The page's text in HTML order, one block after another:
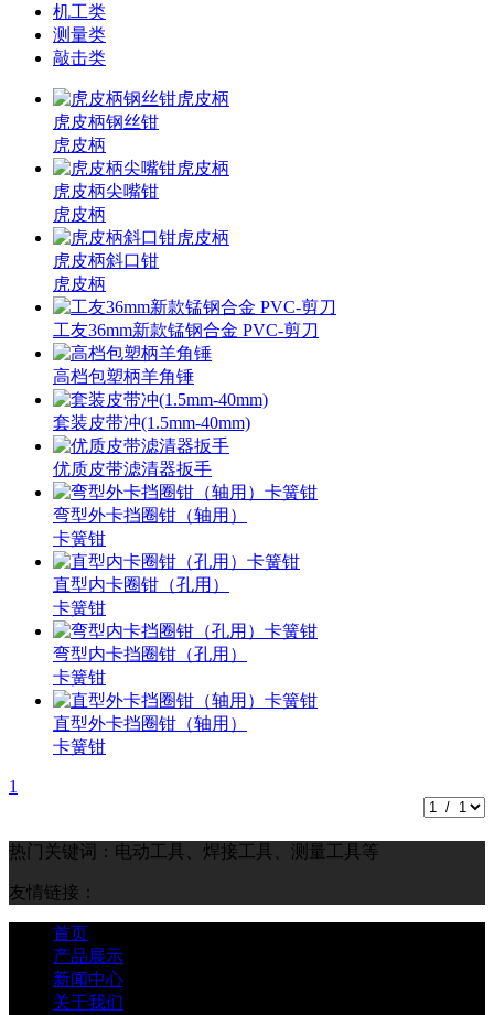
机工类
测量类
敲击类
虎皮柄钢丝钳
虎皮柄
虎皮柄尖嘴钳
虎皮柄
虎皮柄斜口钳
虎皮柄
工友36mm新款锰钢合金 PVC-剪刀
高档包塑柄羊角锤
套装皮带冲(1.5mm-40mm)
优质皮带滤清器扳手
弯型外卡挡圈钳（轴用）
卡簧钳
直型内卡圈钳（孔用）
卡簧钳
弯型内卡挡圈钳（孔用）
卡簧钳
直型外卡挡圈钳（轴用）
卡簧钳
1
热门关键词：电动工具、焊接工具、测量工具等
友情链接：
首页
产品展示
新闻中心
关于我们